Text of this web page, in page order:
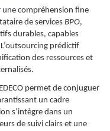
une compréhension fine
de services BPO,
durables, capables
prédictif
des ressources et
permet de conjuguer
un cadre
s’intègre dans un
de suivi clairs et une